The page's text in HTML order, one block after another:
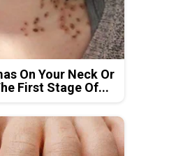
On Your Neck Or
First Stage Of...